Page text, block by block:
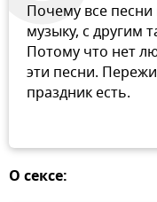
Почему все
музыку, с другим
Потому что нет
эти песни.
праздник есть.
О сексе: